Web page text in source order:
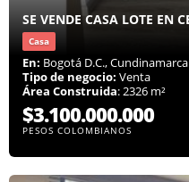
SE VENDE CASA LOTE EN
Casa
En: Bogotá D.C., Cundinamarca
Tipo de negocio: Venta
Área Construida: 2326 m²
$3.100.000.000
PESOS COLOMBIANOS